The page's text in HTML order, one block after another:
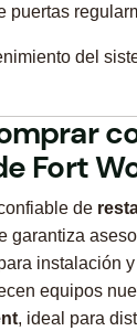
puertas
del
Fort
de
garantiza
instalación
equipos
, ideal para